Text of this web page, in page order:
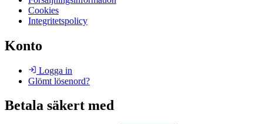
Cookies
Integritetspolicy
Konto
Logga in
Glömt lösenord?
Betala säkert med